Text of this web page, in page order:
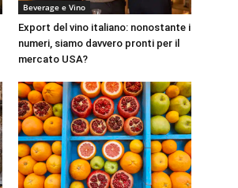
Beverage e Vino
Export del vino italiano: nonostante i
numeri, siamo davvero pronti per il
mercato USA?